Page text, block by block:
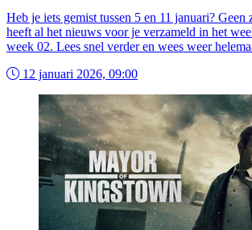
Heb je iets gemist tussen 5 en 11 januari?
heeft al het nieuws voor je verzameld in het
week 02. Lees snel verder en wees weer
12 januari 2026, 09:00